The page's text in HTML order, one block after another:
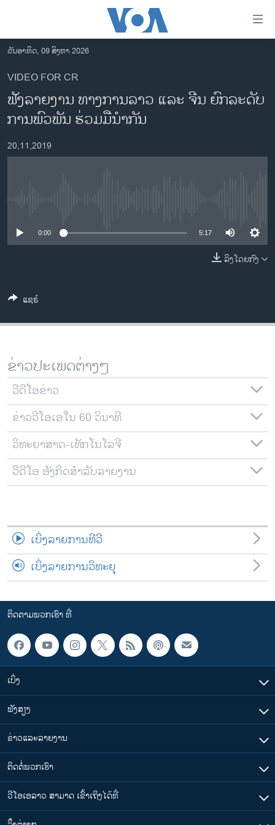
ເຂົ້າ
ຫາ
ຂ້າມ
ຂ້າມ
ຂ້າມ
ໄປ
ຫາ
ຊອກ
ອາເມຣິກາ
ຂ່າວ​ຈີນ
ຊີວິດຊາວລາວ
ທຸລະກິດ
ພາສາອັງກິດ
ສຽງ
ລາຍການກະຈາຍສຽງ
ລາຍງານ
ຕິດຕາມພວກເຮົາ ທີ່
ພາສາຕ່າງໆ
ວັນອາທິດ, 09 ສິງຫາ 2026
VIDEO FOR CR
ຟັງ​ລາຍ​ງານ ທາງ​ການ​ລາວ ແລະ​ ຈີນ ຍົກ​ລະ​ດັບ​
ການ​ພົວ​ພັນ ​ຮ່ວມ​ມື​ນຳ​ກັນ
20,11,2019
0:00 5:17
ລິງໂດຍກົງ
ແຊຣ໌
ຂ່າວປະເພດຕ່າງໆ
ວີດີໂອຂ່າວ
ຂ່າວວີໂອເອໃນ 60 ວິນາທີ
ວິທະຍາສາດ-ເທັກໂນໂລຈີ
ວີດີໂອ ອັງກິດສຳລັບລາຍງານ
ເບິ່ງລາຍການທີວີ
ເບິ່ງລາຍການວິທະຍຸ
ຕິດຕາມພວກເຮົາ ທີ່
ເບິ່ງ
ຟັງສຽງ
ຂ່າວແລະລາຍງານ
ຕິດຕໍ່ພວກເຮົາ
ວີໂອເອລາວ ສາມາດ ເຂົ້າເຖິງໄດ້ທີ່